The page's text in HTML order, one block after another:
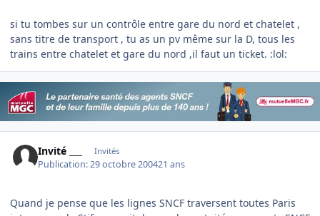
si tu tombes sur un contrôle entre gare du nord et chatelet ,
sans titre de transport , tu as un pv même sur la D, tous les
trains entre chatelet et gare du nord ,il faut un ticket. :lol:
Invité ___ Invités
Publication:29 octobre 200421 ans
Quand je pense que les lignes SNCF traversent toutes Paris